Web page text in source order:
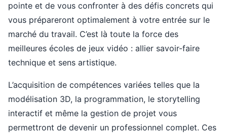
pointe et de vous confronter à des défis concrets qui
vous prépareront optimalement à votre entrée sur le
marché du travail. C’est là toute la force des
meilleures écoles de jeux vidéo : allier savoir-faire
technique et sens artistique.
L’acquisition de compétences variées telles que la
modélisation 3D, la programmation, le storytelling
interactif et même la gestion de projet vous
permettront de devenir un professionnel complet. Ces